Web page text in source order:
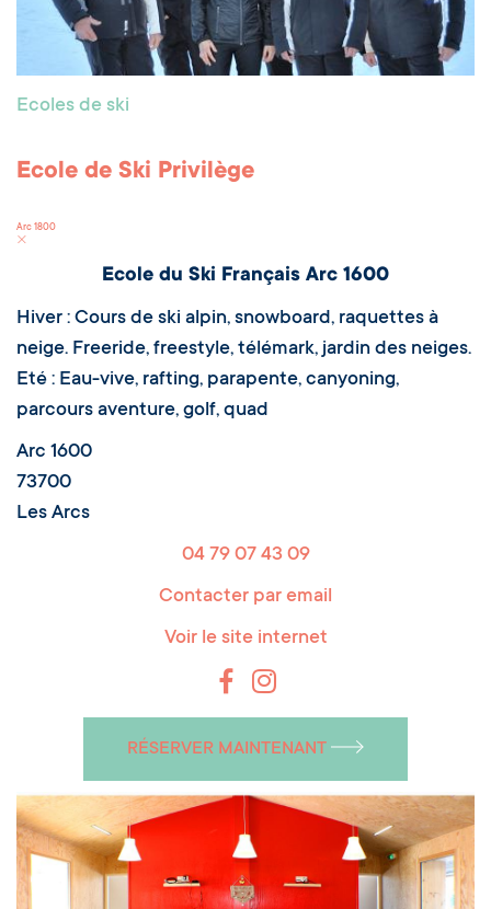
Ecoles de ski
Ecole de Ski Privilège
Arc 1800
Ecole du Ski Français Arc 1600
Hiver : Cours de ski alpin, snowboard, raquettes à
neige. Freeride, freestyle, télémark, jardin des neiges.
Eté : Eau-vive, rafting, parapente, canyoning,
parcours aventure, golf, quad
Arc 1600
73700
Les Arcs
04 79 07 43 09
Contacter par email
Voir le site internet
RÉSERVER MAINTENANT